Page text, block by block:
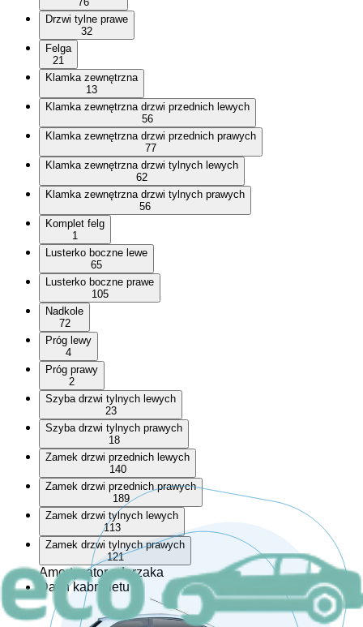
Drzwi tylne prawe
32
Felga
21
Klamka zewnętrzna
13
Klamka zewnętrzna drzwi przednich lewych
56
Klamka zewnętrzna drzwi przednich prawych
77
Klamka zewnętrzna drzwi tylnych lewych
62
Klamka zewnętrzna drzwi tylnych prawych
56
Komplet felg
1
Lusterko boczne lewe
65
Lusterko boczne prawe
105
Nadkole
72
Próg lewy
4
Próg prawy
2
Szyba drzwi tylnych lewych
23
Szyba drzwi tylnych prawych
18
Zamek drzwi przednich lewych
140
Zamek drzwi przednich prawych
189
Zamek drzwi tylnych lewych
113
Zamek drzwi tylnych prawych
121
Amortyzator zderzaka
Dach kabrioletu
Drzwi boczne / przesuwne lewe
Drzwi boczne / przesuwne prawe